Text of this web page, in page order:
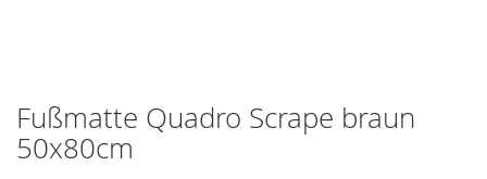
Fußmatte Quadro Scrape braun
50x80cm
Zum
Anfang
der